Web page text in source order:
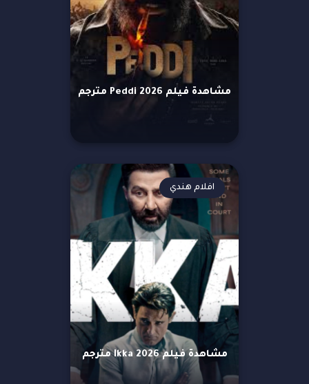
مشاهدة فيلم Peddi 2026 مترجم
مشاهدة فيلم Ikka 2026 مترجم
افلام هندي